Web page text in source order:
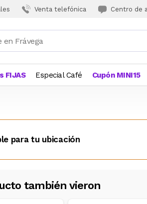
Venta telefónica Centro de
FIJAS Especial Café Cupón MINI15
para tu ubicación
también vieron